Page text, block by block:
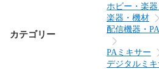
カテゴリー
ホビー・楽器
楽器・機材
配信機器・
PAミキサー
デジタルミキ